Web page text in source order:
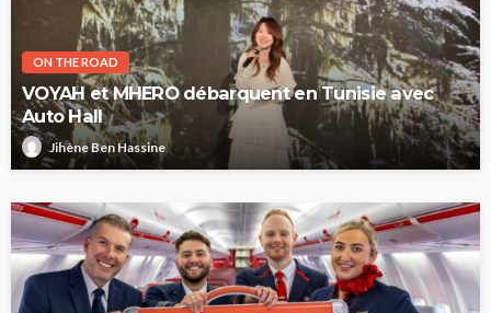
ON THE ROAD
VOYAH et MHERO débarquent en Tunisie avec
Auto Hall
Jihène Ben Hassine